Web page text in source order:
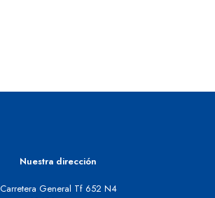
Nuestra dirección
Carretera General Tf 652 N4